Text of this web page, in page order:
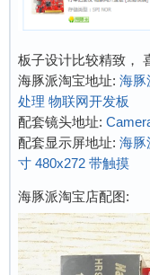
板子设计比较精致，
海豚派淘宝地址: 海豚
处理 物联网开发板
配套镜头地址:
配套显示屏地址: 海豚
寸 480x272 带触摸
海豚派淘宝店配图: